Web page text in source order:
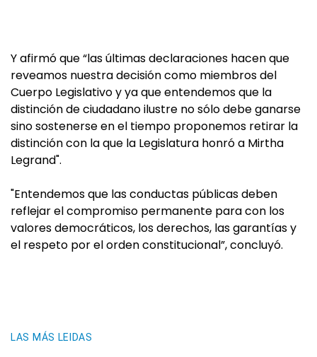
Y afirmó que “las últimas declaraciones hacen que
reveamos nuestra decisión como miembros del
Cuerpo Legislativo y ya que entendemos que la
distinción de ciudadano ilustre no sólo debe ganarse
sino sostenerse en el tiempo proponemos retirar la
distinción con la que la Legislatura honró a Mirtha
Legrand".
"Entendemos que las conductas públicas deben
reflejar el compromiso permanente para con los
valores democráticos, los derechos, las garantías y
el respeto por el orden constitucional”, concluyó.
LAS MÁS LEIDAS